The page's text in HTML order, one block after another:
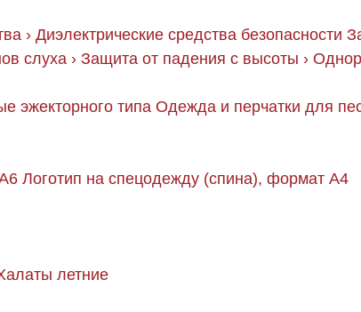
› Диэлектрические средства безопасности
слуха › Защита от падения с высоты ›
эжекторного типа Одежда и перчатки для
Логотип на спецодежду (спина), формат А4
летние